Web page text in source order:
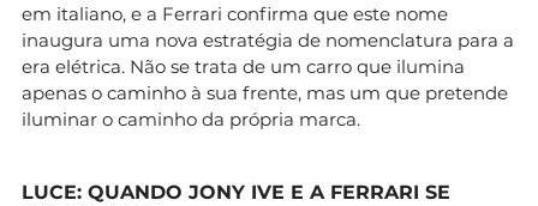
em italiano, e a Ferrari confirma que este nome
inaugura uma nova estratégia de nomenclatura para a
era elétrica. Não se trata de um carro que ilumina
apenas o caminho à sua frente, mas um que pretende
iluminar o caminho da própria marca.
LUCE: QUANDO JONY IVE E A FERRARI SE